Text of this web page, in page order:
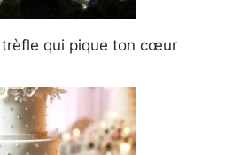
trèfle qui pique ton cœur